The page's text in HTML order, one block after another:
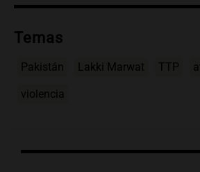
Temas
Pakistán Lakki Marwat TTP
violencia